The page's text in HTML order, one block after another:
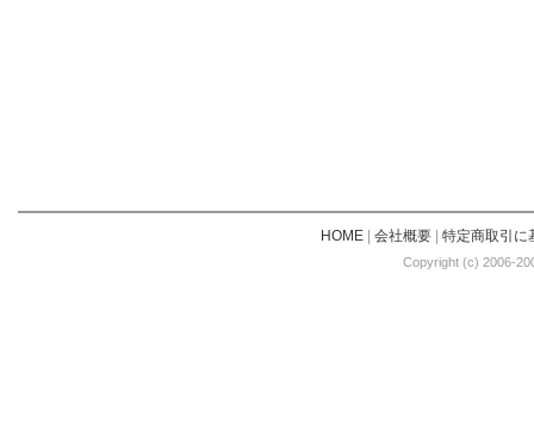
HOME| 会社概要| 特定商取引に
Copyright (c) 2006-